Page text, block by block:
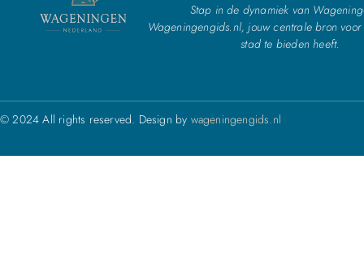
Stap in de dynamiek van
Wageningengids.nl, jouw centrale bron
stad te bieden heeft.
© 2024 All rights reserved. Design by wageningengids.nl